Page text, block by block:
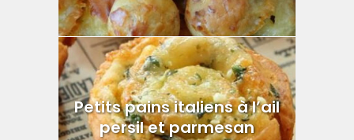
Petits pains italiens à l’ail
persil et parmesan